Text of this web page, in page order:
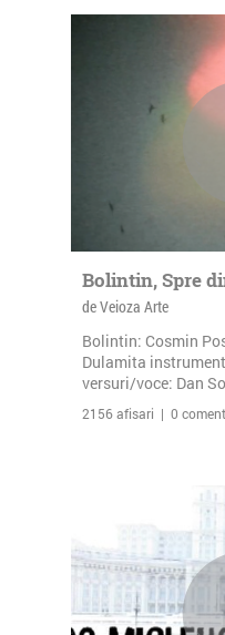
Bolintin, Spre
de Veioza Arte
Bolintin: Cosmin
Dulamita
versuri/voce: Dan
2156 afisari | 0